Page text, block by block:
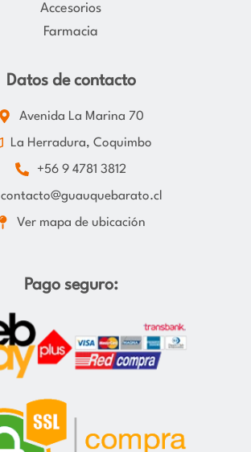
Accesorios
Farmacia
Datos de contacto
Avenida La Marina 70
La Herradura, Coquimbo
+56 9 4781 3812
contacto@guauquebarato.cl
Ver mapa de ubicación
Pago seguro: